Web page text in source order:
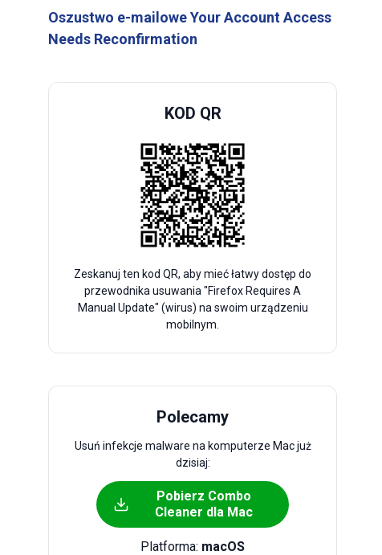
Oszustwo e-mailowe Your Account Access
Needs Reconfirmation
KOD QR
Zeskanuj ten kod QR, aby mieć łatwy dostęp do
przewodnika usuwania "Firefox Requires A
Manual Update" (wirus) na swoim urządzeniu
mobilnym.
Polecamy
Usuń infekcje malware na komputerze Mac już
dzisiaj:
Pobierz Combo
Cleaner dla Mac
Platforma: macOS